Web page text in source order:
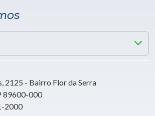
2125 - Bairro Flor da Serra
89600-000
2000